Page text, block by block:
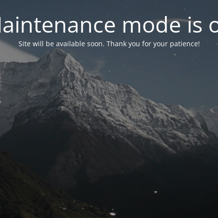
mode is
Site will be available soon. Thank you for your patience!